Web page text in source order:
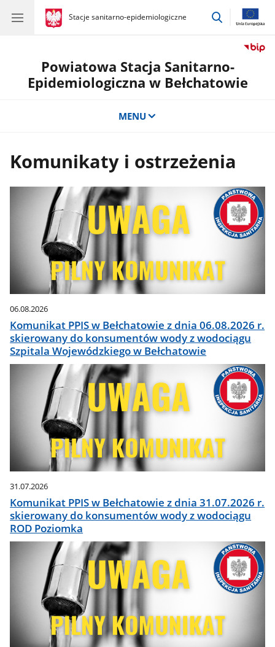
gov.pl
Stacje sanitarno-epidemiologiczne
gov.pl
Stacje
przejdź
Powiatowa Stacja Sanitarno-
Epidemiologiczna w Bełchatowie
MENU
Komunikaty i ostrzeżenia
06.08.2026
Komunikat PPIS w Bełchatowie z dnia 06.08.2026 r.
skierowany do konsumentów wody z wodociągu
Szpitala Wojewódzkiego w Bełchatowie
31.07.2026
Komunikat PPIS w Bełchatowie z dnia 31.07.2026 r.
skierowany do konsumentów wody z wodociągu
ROD Poziomka